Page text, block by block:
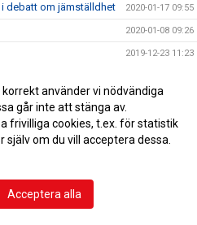
debatt om jämställdhet 2020-01-17 09:55
2020-01-08 09:26
2019-12-23 11:23
2019-11-28 17:00
2019-11-25 09:51
2019-11-13 11:16
insats
använder vi nödvändiga
går inte att stänga av.
frivilliga cookies, t.ex. för statistik
om du vill acceptera dessa.
Acceptera alla